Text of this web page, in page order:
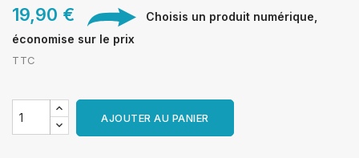
19,90 €
Choisis un produit numérique,
économise sur le prix
TTC
AJOUTER AU PANIER